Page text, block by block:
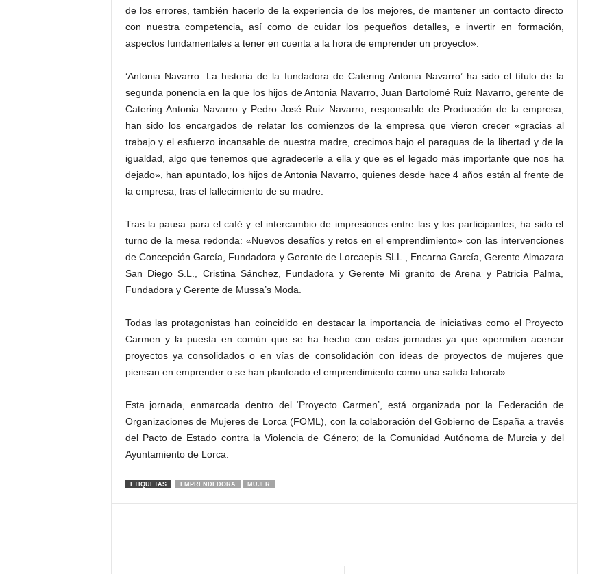
de los errores, también hacerlo de la experiencia de los mejores, de mantener un contacto directo
con nuestra competencia, así como de cuidar los pequeños detalles, e invertir en formación,
aspectos fundamentales a tener en cuenta a la hora de emprender un proyecto».
‘Antonia Navarro. La historia de la fundadora de Catering Antonia Navarro’ ha sido el título de la
segunda ponencia en la que los hijos de Antonia Navarro, Juan Bartolomé Ruiz Navarro, gerente de
Catering Antonia Navarro y Pedro José Ruiz Navarro, responsable de Producción de la empresa,
han sido los encargados de relatar los comienzos de la empresa que vieron crecer «gracias al
trabajo y el esfuerzo incansable de nuestra madre, crecimos bajo el paraguas de la libertad y de la
igualdad, algo que tenemos que agradecerle a ella y que es el legado más importante que nos ha
dejado», han apuntado, los hijos de Antonia Navarro, quienes desde hace 4 años están al frente de
la empresa, tras el fallecimiento de su madre.
Tras la pausa para el café y el intercambio de impresiones entre las y los participantes, ha sido el
turno de la mesa redonda: «Nuevos desafíos y retos en el emprendimiento» con las intervenciones
de Concepción García, Fundadora y Gerente de Lorcaepis SLL., Encarna García, Gerente Almazara
San Diego S.L., Cristina Sánchez, Fundadora y Gerente Mi granito de Arena y Patricia Palma,
Fundadora y Gerente de Mussa’s Moda.
Todas las protagonistas han coincidido en destacar la importancia de iniciativas como el Proyecto
Carmen y la puesta en común que se ha hecho con estas jornadas ya que «permiten acercar
proyectos ya consolidados o en vías de consolidación con ideas de proyectos de mujeres que
piensan en emprender o se han planteado el emprendimiento como una salida laboral».
Esta jornada, enmarcada dentro del ‘Proyecto Carmen’, está organizada por la Federación de
Organizaciones de Mujeres de Lorca (FOML), con la colaboración del Gobierno de España a través
del Pacto de Estado contra la Violencia de Género; de la Comunidad Autónoma de Murcia y del
Ayuntamiento de Lorca.
ETIQUETAS EMPRENDEDORA MUJER